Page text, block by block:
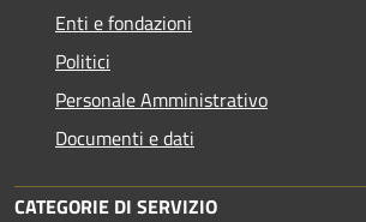
Enti e fondazioni
Politici
Personale Amministrativo
Documenti e dati
CATEGORIE DI SERVIZIO